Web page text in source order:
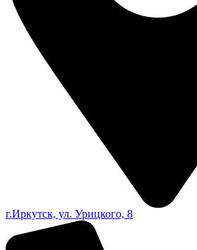
г.Иркутск, ул. Урицкого, 8